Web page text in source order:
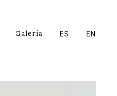
Galería ES EN